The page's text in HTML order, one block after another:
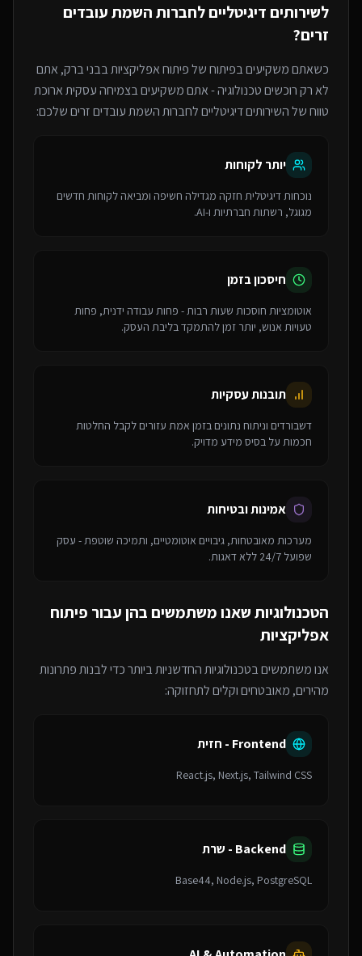
לשירותים דיגיטליים לחברות השמת עובדים
זרים?
כשאתם משקיעים בפיתוח שלפיתוח אפליקציותבבני ברק, אתם
לא רק רוכשים טכנולוגיה - אתם משקיעים בצמיחה עסקית ארוכת
טווח של השירותים דיגיטליים לחברות השמת עובדים זריםשלכם:
יותר לקוחות
נוכחות דיגיטלית חזקה מגדילה חשיפה ומביאה לקוחות חדשים
מגוגל, רשתות חברתיות ו-AI.
חיסכון בזמן
אוטומציות חוסכות שעות רבות - פחות עבודה ידנית, פחות
טעויות אנוש, יותר זמן להתמקד בליבת העסק.
תובנות עסקיות
דשבורדים וניתוח נתונים בזמן אמת עזורים לקבל החלטות
חכמות על בסיס מידע מדויק.
אמינות ובטיחות
מערכות מאובטחות, גיבויים אוטומטיים, ותמיכה שוטפת - עסק
שפועל 24/7 ללא דאגות.
הטכנולוגיות שאנו משתמשים בהן עבור פיתוח
אפליקציות
אנו משתמשים בטכנולוגיות החדשניות ביותר כדי לבנות פתרונות
מהירים, מאובטחים וקלים לתחזוקה:
Frontend - חזית
React.js, Next.js, Tailwind CSS
Backend - שרת
Base44, Node.js, PostgreSQL